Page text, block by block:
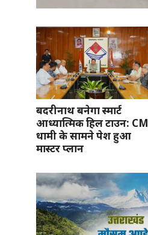
बदरीनाथ बनेगा स्मार्ट
आध्यात्मिक हिल टाउन: CM
धामी के सामने पेश हुआ
मास्टर प्लान